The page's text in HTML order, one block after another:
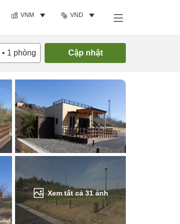
VNM VND
• 1 phòng Cập nhật
Xem tất cả31 ảnh
Tìm phòng trống